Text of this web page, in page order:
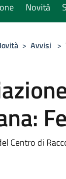
Novità
> Avvisi >
Centro di